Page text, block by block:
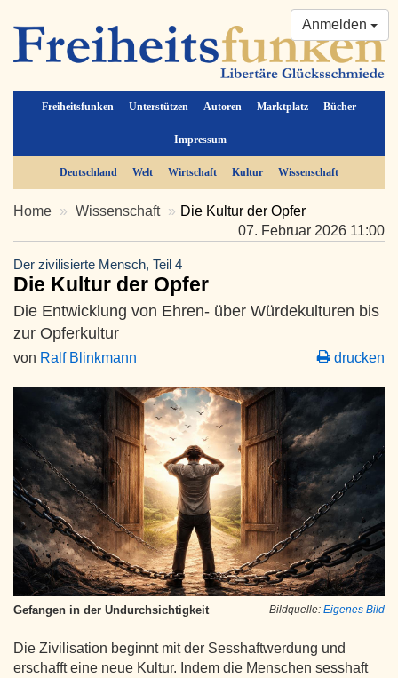
Freiheitsfunken Unterstützen Autoren Marktplatz Bücher
Impressum
Anmelden
Deutschland Welt Wirtschaft Kultur Wissenschaft
Home Wissenschaft
Die Kultur der Opfer
07. Februar 2026 11:00
Der zivilisierte Mensch, Teil 4
Die Kultur der Opfer
Die Entwicklung von Ehren- über Würdekulturen bis
zur Opferkultur
von Ralf Blinkmann drucken
Bildquelle: Eigenes Bild
Gefangen in der Undurchsichtigkeit
Die Zivilisation beginnt mit der Sesshaftwerdung und
erschafft eine neue Kultur. Indem die Menschen sesshaft